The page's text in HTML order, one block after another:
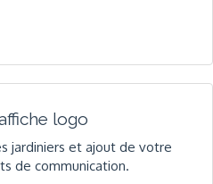
logo
jardiniers et ajout de votre
de communication.